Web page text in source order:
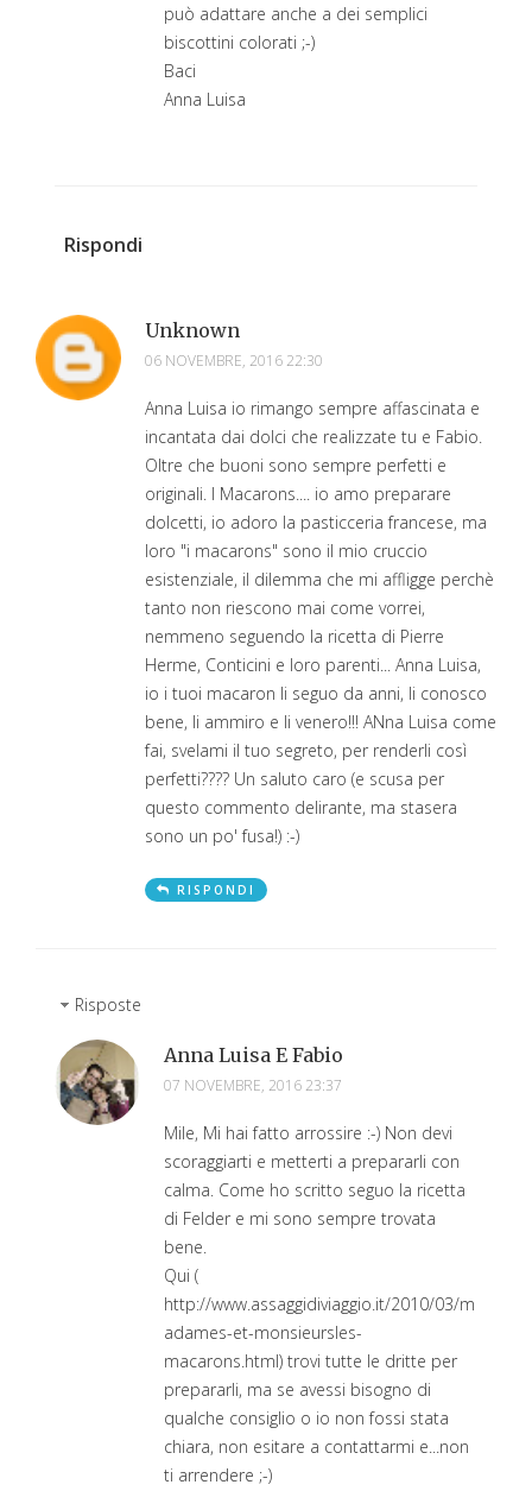
può adattare anche a dei semplici
biscottini colorati ;-)
Baci
Anna Luisa
Rispondi
Unknown
06 NOVEMBRE, 2016 22:30
Anna Luisa io rimango sempre affascinata e
incantata dai dolci che realizzate tu e Fabio.
Oltre che buoni sono sempre perfetti e
originali. I Macarons.... io amo preparare
dolcetti, io adoro la pasticceria francese, ma
loro "i macarons" sono il mio cruccio
esistenziale, il dilemma che mi affligge perchè
tanto non riescono mai come vorrei,
nemmeno seguendo la ricetta di Pierre
Herme, Conticini e loro parenti... Anna Luisa,
io i tuoi macaron li seguo da anni, li conosco
bene, li ammiro e li venero!!! ANna Luisa come
fai, svelami il tuo segreto, per renderli così
perfetti???? Un saluto caro (e scusa per
questo commento delirante, ma stasera
sono un po' fusa!) :-)
RISPONDI
Risposte
Anna Luisa E Fabio
07 NOVEMBRE, 2016 23:37
Mile, Mi hai fatto arrossire :-) Non devi
scoraggiarti e metterti a prepararli con
calma. Come ho scritto seguo la ricetta
di Felder e mi sono sempre trovata
bene.
Qui (
http://www.assaggidiviaggio.it/2010/03/m
adames-et-monsieursles-
macarons.html) trovi tutte le dritte per
prepararli, ma se avessi bisogno di
qualche consiglio o io non fossi stata
chiara, non esitare a contattarmi e...non
ti arrendere ;-)